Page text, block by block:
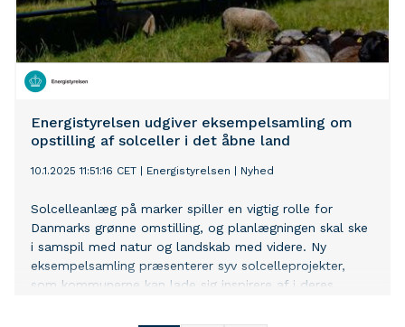
Energistyrelsen udgiver eksempelsamling om
opstilling af solceller i det åbne land
10.1.2025 11:51:16 CET Energistyrelsen Nyhed
Solcelleanlæg på marker spiller en vigtig rolle for
Danmarks grønne omstilling, og planlægningen skal ske
i samspil med natur og landskab med videre. Ny
eksempelsamling præsenterer syv solcelleprojekter,
som kommunerne kan lade sig inspirere af i deres